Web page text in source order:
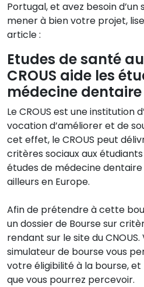
Portugal, et avez besoin
mener à bien votre projet,
article :
Etudes de santé
CROUS aide les
médecine dentaire
Le CROUS est une institution
vocation d’améliorer et de
cet effet, le CROUS peut
critères sociaux aux
études de médecine
ailleurs en Europe.
Afin de prétendre à cette
un dossier de Bourse sur
rendant sur le site du
simulateur de bourse vous
votre éligibilité à la bourse,
que vous pourrez percevoir.